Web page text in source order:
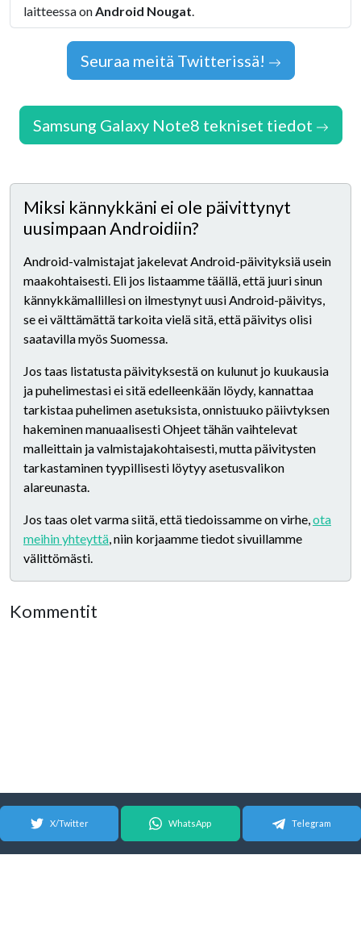
laitteessa onAndroid Nougat.
Seuraa meitä Twitterissä!
Samsung Galaxy Note8 tekniset tiedot
Miksi kännykkäni ei ole päivittynyt
uusimpaan Androidiin?
Android-valmistajat jakelevat Android-päivityksiä usein
maakohtaisesti. Eli jos listaamme täällä, että juuri sinun
kännykkämallillesi on ilmestynyt uusi Android-päivitys,
se ei välttämättä tarkoita vielä sitä, että päivitys olisi
saatavilla myös Suomessa.
Jos taas listatusta päivityksestä on kulunut jo kuukausia
ja puhelimestasi ei sitä edelleenkään löydy, kannattaa
tarkistaa puhelimen asetuksista, onnistuuko päiivtyksen
hakeminen manuaalisesti Ohjeet tähän vaihtelevat
malleittain ja valmistajakohtaisesti, mutta päivitysten
tarkastaminen tyypillisesti löytyy asetusvalikon
alareunasta.
Jos taas olet varma siitä, että tiedoissamme on virhe,ota
meihin yhteyttä, niin korjaamme tiedot sivuillamme
välittömästi.
Kommentit
X/Twitter WhatsApp Telegram